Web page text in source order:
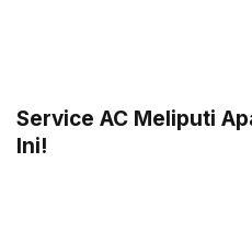
Service AC Meliputi
Ini!